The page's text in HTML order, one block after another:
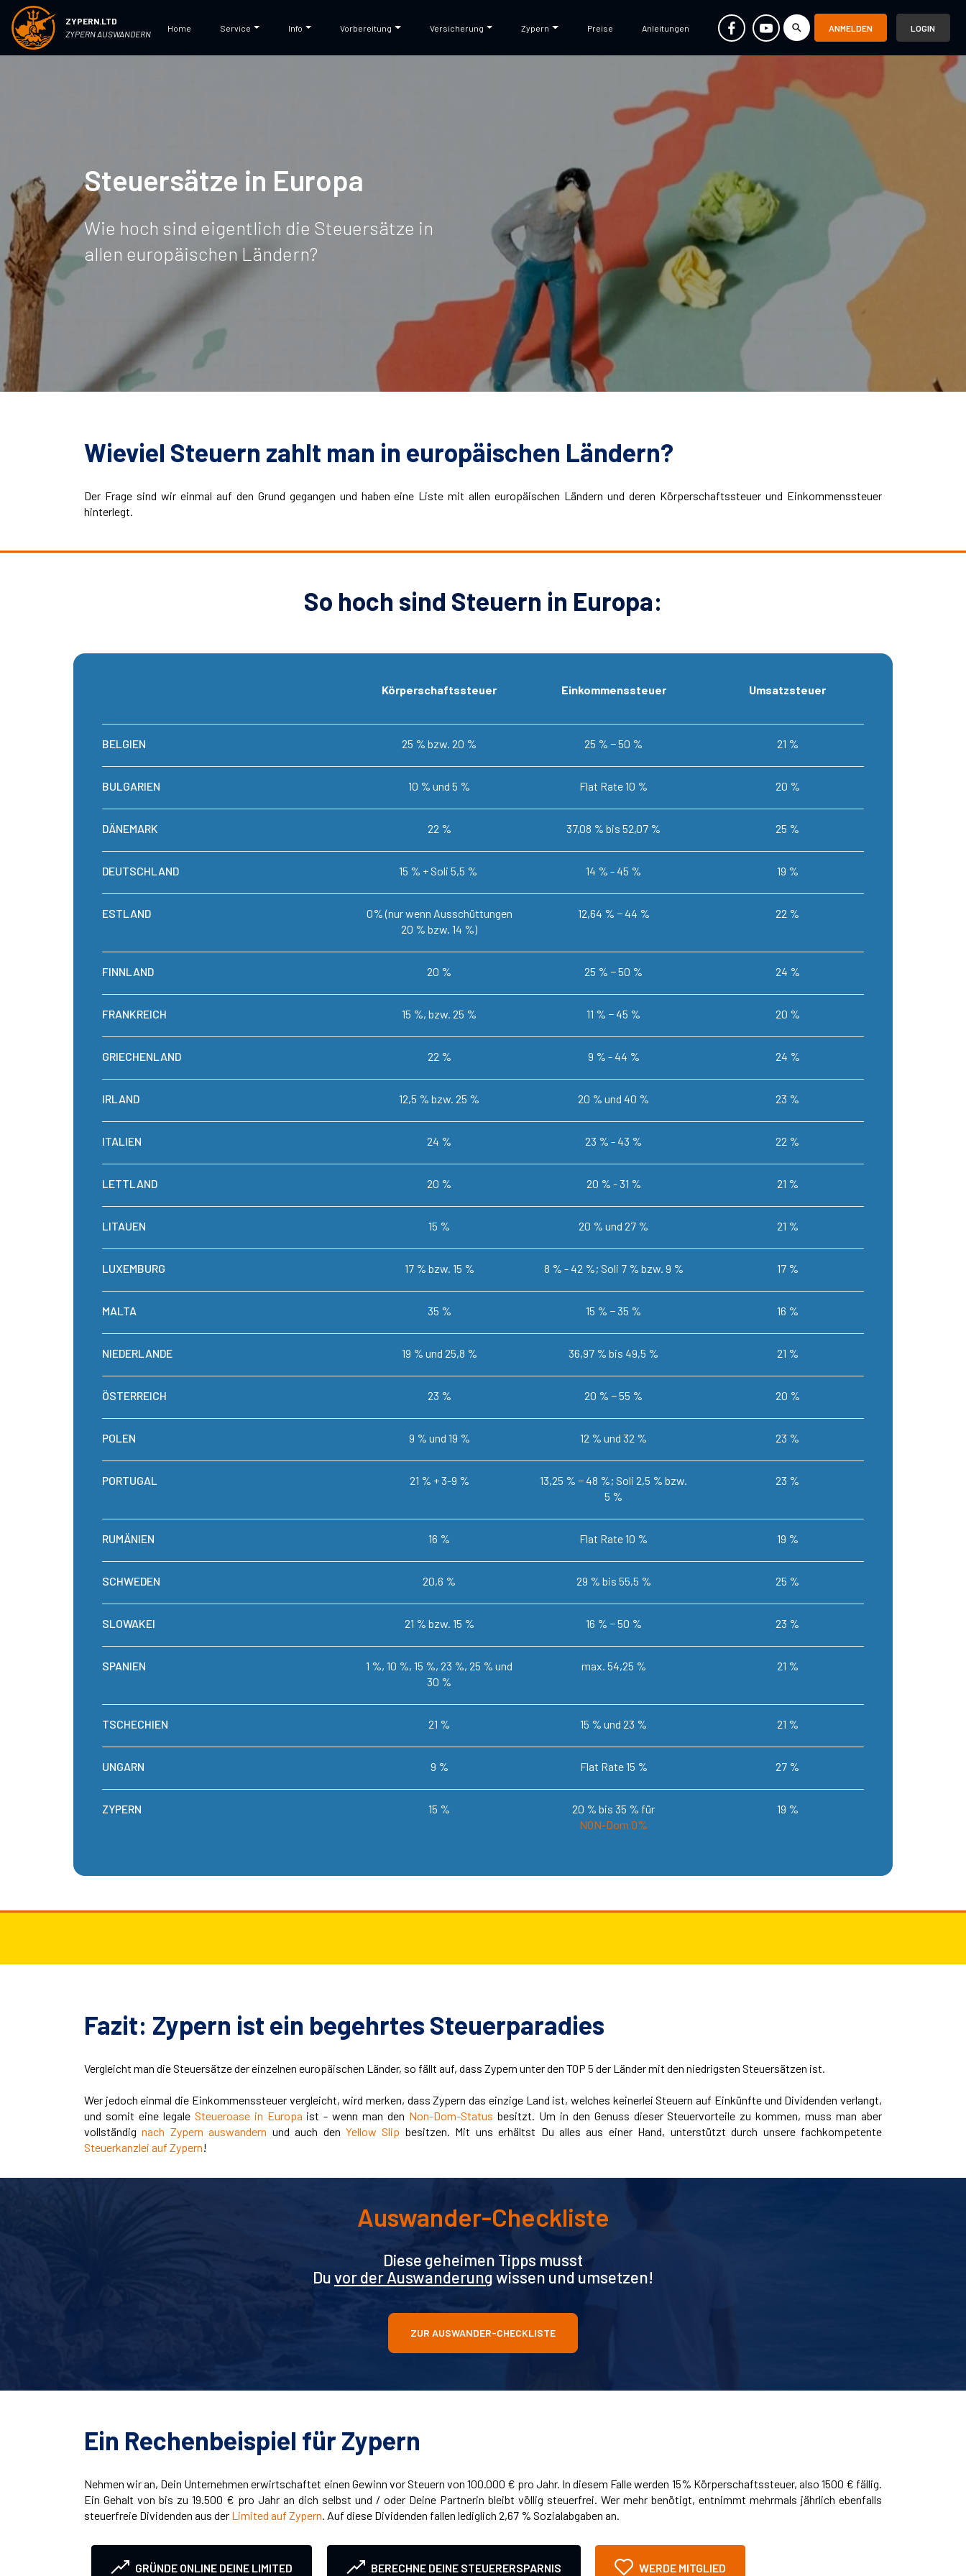
ZYPERN.LTD
ZYPERN AUSWANDERN
Home Service Info Vorbereitung Versicherung Zypern Preise Anleitungen ANMELDEN LOGIN
Steuersätze in Europa
Wie hoch sind eigentlich die Steuersätze in
allen europäischen Ländern?
Wieviel Steuern zahlt man in europäischen Ländern?
Der Frage sind wir einmal auf den Grund gegangen und haben eine Liste mit allen europäischen Ländern und deren Körperschaftssteuer und Einkommenssteuer
hinterlegt.
So hoch sind Steuern in Europa:
Körperschaftssteuer Einkommenssteuer Umsatzsteuer
BELGIEN 25 % bzw. 20 % 25 % − 50 % 21 %
BULGARIEN 10 % und 5 % Flat Rate 10 % 20 %
DÄNEMARK 22 % 37,08 % bis 52,07 % 25 %
DEUTSCHLAND 15 % + Soli 5,5 % 14 % - 45 % 19 %
ESTLAND
0% (nur wenn Ausschüttungen
20 % bzw. 14 %)
12,64 % − 44 % 22 %
FINNLAND 20 % 25 % − 50 % 24 %
FRANKREICH 15 %, bzw. 25 % 11 % − 45 % 20 %
GRIECHENLAND 22 % 9 % - 44 % 24 %
IRLAND 12,5 % bzw. 25 % 20 % und 40 % 23 %
ITALIEN 24 % 23 % - 43 % 22 %
LETTLAND 20 % 20 % - 31 % 21 %
LITAUEN 15 % 20 % und 27 % 21 %
LUXEMBURG 17 % bzw. 15 % 8 % - 42 %; Soli 7 % bzw. 9 % 17 %
MALTA 35 % 15 % − 35 % 16 %
NIEDERLANDE 19 % und 25,8 % 36,97 % bis 49,5 % 21 %
ÖSTERREICH 23 % 20 % − 55 % 20 %
POLEN 9 % und 19 % 12 % und 32 % 23 %
PORTUGAL 21 % + 3-9 %
13,25 % − 48 %; Soli 2,5 % bzw.
5 %
23 %
RUMÄNIEN 16 % Flat Rate 10 % 19 %
SCHWEDEN 20,6 % 29 % bis 55,5 % 25 %
SLOWAKEI 21 % bzw. 15 % 16 % − 50 % 23 %
SPANIEN
1 %, 10 %, 15 %, 23 %, 25 % und
30 %
max. 54,25 % 21 %
TSCHECHIEN 21 % 15 % und 23 % 21 %
UNGARN 9 % Flat Rate 15 % 27 %
ZYPERN 15 %
20 % bis 35 % für
NON-Dom 0%
19 %
Fazit: Zypern ist ein begehrtes Steuerparadies
Vergleicht man die Steuersätze der einzelnen europäischen Länder, so fällt auf, dass Zypern unter den TOP 5 der Länder mit den niedrigsten Steuersätzen ist.
Wer jedoch einmal die Einkommenssteuer vergleicht, wird merken, dass Zypern das einzige Land ist, welches keinerlei Steuern auf Einkünfte und Dividenden verlangt,
und somit eine legale Steueroase in Europa ist - wenn man den Non-Dom-Status besitzt. Um in den Genuss dieser Steuervorteile zu kommen, muss man aber
vollständignach Zypern auswandern und auch denYellow Slip besitzen. Mit uns erhältst Du alles aus einer Hand, unterstützt durch unsere fachkompetente
Steuerkanzlei auf Zypern!
Auswander-Checkliste
Diese geheimen Tipps musst
Duvor der Auswanderungwissen und umsetzen!
ZUR AUSWANDER-CHECKLISTE
Ein Rechenbeispiel für Zypern
Nehmen wir an, Dein Unternehmen erwirtschaftet einen Gewinn vor Steuern von 100.000 € pro Jahr. In diesem Falle werden 15% Körperschaftssteuer, also 1500 € fällig.
Ein Gehalt von bis zu 19.500 € pro Jahr an dich selbst und / oder Deine Partnerin bleibt völlig steuerfrei. Wer mehr benötigt, entnimmt mehrmals jährlich ebenfalls
steuerfreie Dividenden aus der Limited auf Zypern . Auf diese Dividenden fallen lediglich 2,67 % Sozialabgaben an.
GRÜNDE ONLINE DEINE LIMITED BERECHNE DEINE STEUERERSPARNIS WERDE MITGLIED